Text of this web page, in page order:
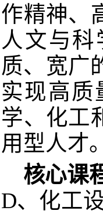
作精神、
人文与
质、宽广
实现高质
学、化工
用型人才
核心课
D、化工